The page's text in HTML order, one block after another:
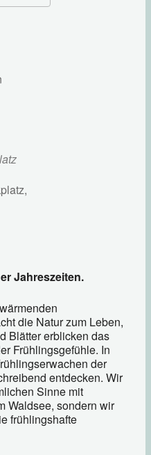
Jahreszeiten.
die Natur zum Leben,
Blätter erblicken das
Frühlingsgefühle. In
der
entdecken. Wir
Sinne mit
Waldsee, sondern wir
frühlingshafte